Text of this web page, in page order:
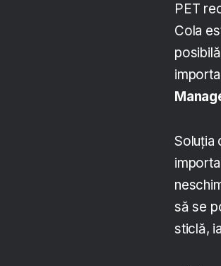
PET
Cola
Soluția
să se
sticlă,